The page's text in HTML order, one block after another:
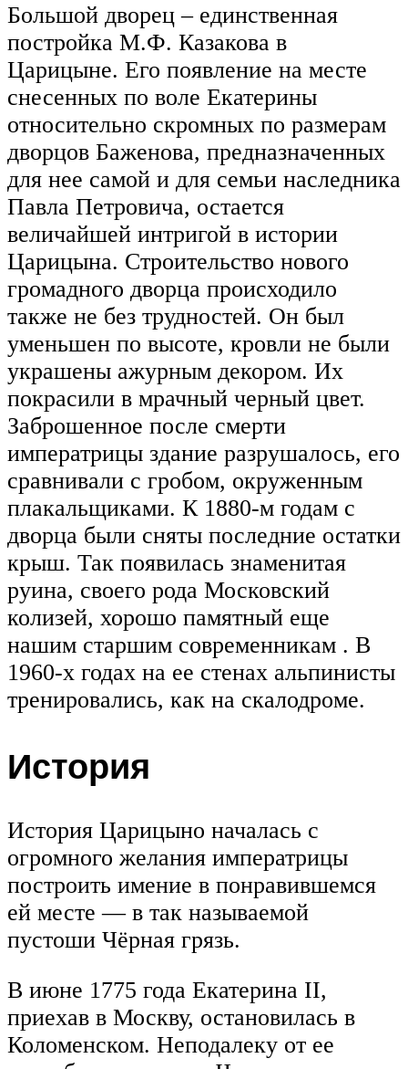
Большой дворец – единственная
постройка М.Ф. Казакова в
Царицыне. Его появление на месте
снесенных по воле Екатерины
относительно скромных по размерам
дворцов Баженова, предназначенных
для нее самой и для семьи наследника
Павла Петровича, остается
величайшей интригой в истории
Царицына. Строительство нового
громадного дворца происходило
также не без трудностей. Он был
уменьшен по высоте, кровли не были
украшены ажурным декором. Их
покрасили в мрачный черный цвет.
Заброшенное после смерти
императрицы здание разрушалось, его
сравнивали с гробом, окруженным
плакальщиками. К 1880-м годам с
дворца были сняты последние остатки
крыш. Так появилась знаменитая
руина, своего рода Московский
колизей, хорошо памятный еще
нашим старшим современникам . В
1960-х годах на ее стенах альпинисты
тренировались, как на скалодроме.
История
История Царицыно началась с
огромного желания императрицы
построить имение в понравившемся
ей месте — в так называемой
пустоши Чёрная грязь.
В июне 1775 года Екатерина II,
приехав в Москву, остановилась в
Коломенском. Неподалеку от ее